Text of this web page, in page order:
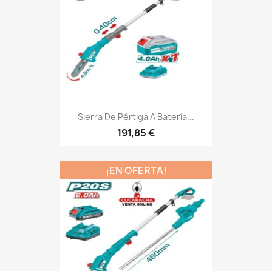
Sierra De Pértiga A Batería...
191,85 €
¡EN OFERTA!